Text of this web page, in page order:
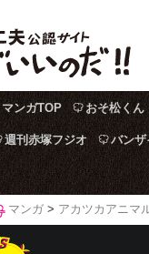
マンガTOP おそ松くん
週刊赤塚フジオ バンザ
マンガ > アカツカアニマ